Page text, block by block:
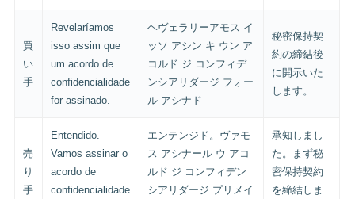
買
い
手
Revelaríamos
isso assim que
um acordo de
confidencialidade
for assinado.
ヘヴェラリーアモス イ
ッソ アシン キ ウン ア
コルド ジ コンフィデ
ンシアリダージ フォー
ル アシナド
秘密保持契
約の締結後
に開示いた
します。
売
り
手
Entendido.
Vamos assinar o
acordo de
confidencialidade
エンテンジド。ヴァモ
ス アシナール ウ アコ
ルド ジ コンフィデン
シアリダージ プリメイ
承知しまし
た。まず秘
密保持契約
を締結しま